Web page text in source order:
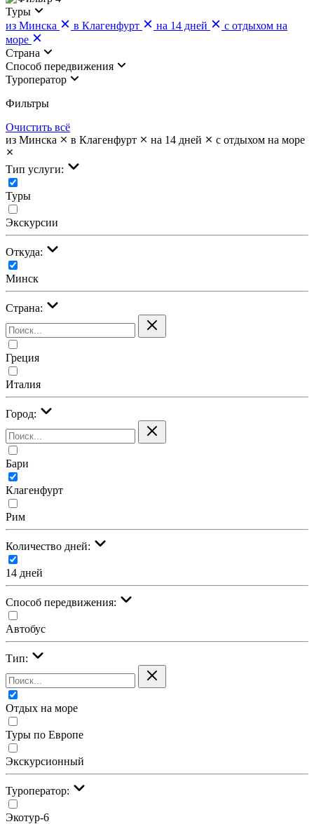
Туры
из Минска
в Клагенфурт на 14 дней
с отдыхом на
море
Страна
Cпособ передвижения
Туроператор
Фильтры
Очистить всё
из Минска
в Клагенфурт на 14 дней с отдыхом на море
Тип услуги:
Туры
Экскурсии
Откуда:
Минск
Страна:
Греция
Италия
Город:
Бари
Клагенфурт
Рим
Количество дней:
14 дней
Cпособ передвижения:
Автобус
Тип:
Отдых на море
Туры по Европе
Экскурсионный
Туроператор:
Экотур-6